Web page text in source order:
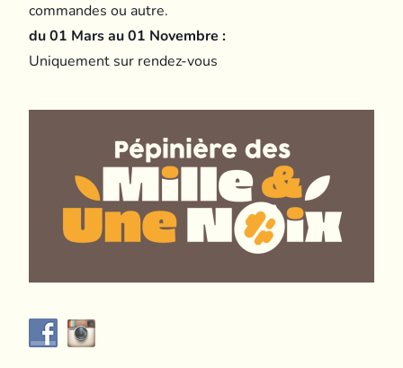
commandes ou autre.
du 01 Mars au 01 Novembre :
Uniquement sur rendez-vous